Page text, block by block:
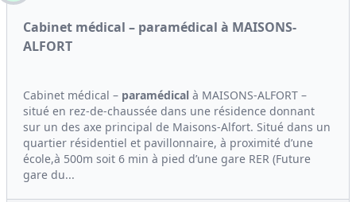
Cabinet médical – paramédical à MAISONS-
ALFORT
Cabinet médical – paramédical à MAISONS-ALFORT –
situé en rez-de-chaussée dans une résidence donnant
sur un des axe principal de Maisons-Alfort. Situé dans un
quartier résidentiel et pavillonnaire, à proximité d’une
école,à 500m soit 6 min à pied d’une gare RER (Future
gare du...